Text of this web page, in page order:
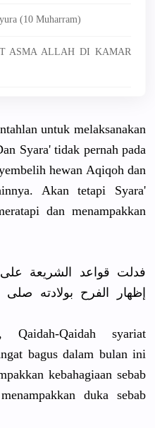
(10 Muharram)
ASMA ALLAH DI KAMAR
untuk melaksanakan
Syara' tidak pernah pada
hewan Aqiqoh dan
Akan tetapi Syara'
dan menampakkan
ﻓﺪﻟﺖ ﻗﻮﺍﻋﺪ ﺍﻟﺸﺮﻳﻌﺔ
ﺇﻇﻬﺎﺭ ﺍﻟﻔﺮﺡ ﺑﻮﻻﺩﺗﻪ
Qaidah-Qaidah syariat
bagus dalam bulan ini
kebahagiaan sebab
duka sebab